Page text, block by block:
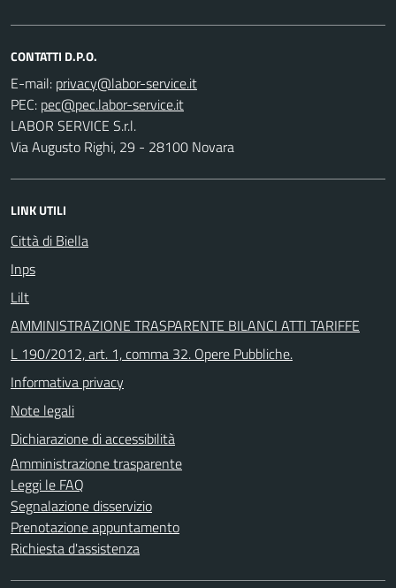
CONTATTI D.P.O.
E-mail:
PEC:
LABOR SERVICE S.r.l.
Via Augusto Righi, 29 - 28100 Novara
LINK UTILI
Città di Biella
Inps
Lilt
AMMINISTRAZIONE TRASPARENTE BILANCI ATTI TARIFFE
L 190/2012, art. 1, comma 32. Opere Pubbliche.
Informativa privacy
Note legali
Dichiarazione di accessibilità
Amministrazione trasparente
Leggi le FAQ
Segnalazione disservizio
Prenotazione appuntamento
Richiesta d'assistenza